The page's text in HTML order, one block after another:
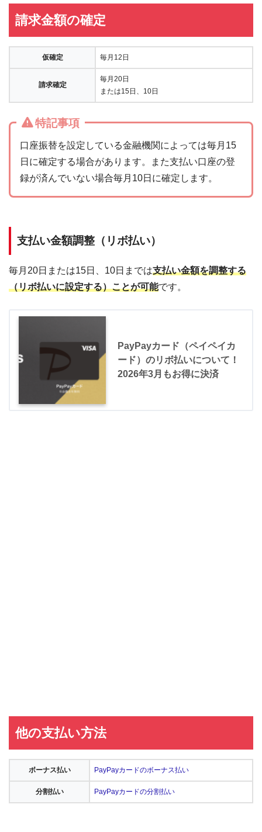
請求金額の確定
仮確定 毎月12日
請求確定
毎月20日
または15日、10日
特記事項
口座振替を設定している金融機関によっては毎月15
日に確定する場合があります。また支払い口座の登
録が済んでいない場合毎月10日に確定します。
支払い金額調整（リボ払い）
毎月20日または15日、10日までは支払い金額を調整する
（リボ払いに設定する）ことが可能です。
PayPayカード（ペイペイカ
ード）のリボ払いについて！
2026年3月もお得に決済
他の支払い方法
ボーナス払い PayPayカードのボーナス払い
分割払い PayPayカードの分割払い